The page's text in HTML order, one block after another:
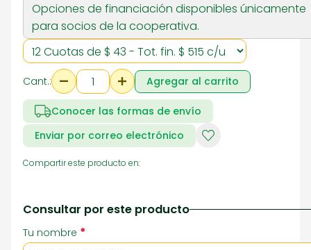
Opciones de financiación disponibles únicamente
para socios de la cooperativa.
Cant.: Agregar al carrito
Conocer las formas de envío
Enviar por correo electrónico
Compartir este producto en:
Consultar por este producto
Tu nombre *